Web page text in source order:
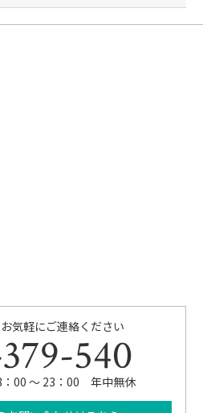
気軽にご連絡ください
540
：00 ～ 23：00 年中無休